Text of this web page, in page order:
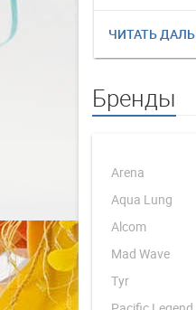
ЧИТАТЬ
Бренды
Arena
Aqua Lung
Alcom
Mad Wave
Tyr